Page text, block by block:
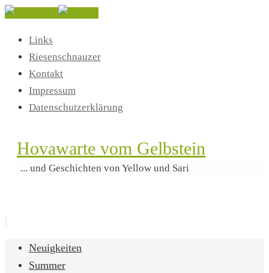
Links
Riesenschnauzer
Kontakt
Impressum
Datenschutzerklärung
Hovawarte vom Gelbstein
... und Geschichten von Yellow und Sari
Zum
Inhalt
Neuigkeiten
Summer